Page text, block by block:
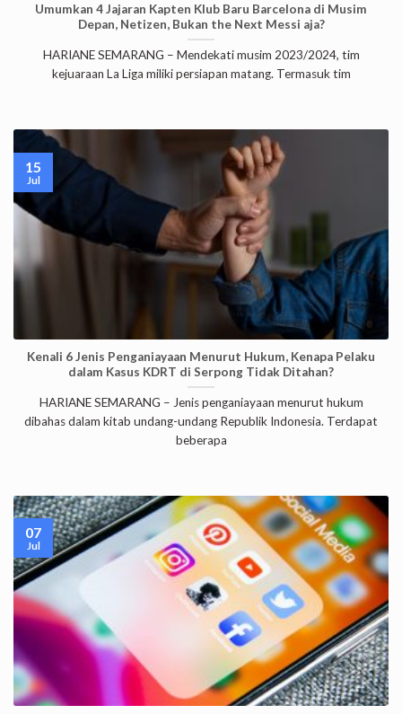
Umumkan 4 Jajaran Kapten Klub Baru Barcelona di Musim
Depan, Netizen, Bukan the Next Messi aja?
HARIANE SEMARANG – Mendekati musim 2023/2024, tim
kejuaraan La Liga miliki persiapan matang. Termasuk tim
Kenali 6 Jenis Penganiayaan Menurut Hukum, Kenapa Pelaku
dalam Kasus KDRT di Serpong Tidak Ditahan?
HARIANE SEMARANG – Jenis penganiayaan menurut hukum
dibahas dalam kitab undang-undang Republik Indonesia. Terdapat
beberapa
15
Jul
07
Jul